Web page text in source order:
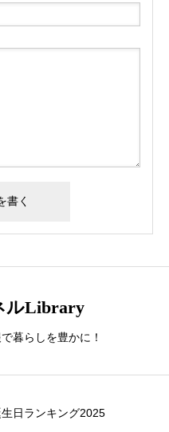
ルLibrary
暮らしを豊かに！
日ランキング2025
金運財布